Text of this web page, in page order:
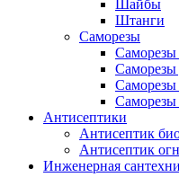
Шайбы
Штанги
Саморезы
Саморезы
Саморезы
Саморезы
Саморезы
Антисептики
Антисептик
Антисептик
Инженерная